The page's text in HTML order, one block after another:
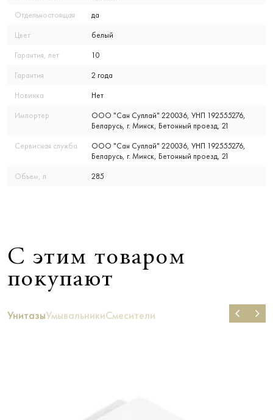
Отдельностоящая да
Цвет белый
Гарантия, лет 10
Гарантия 2 года
Новинка Нет
Импортер
ООО "Сан Суплай" 220036, УНП 192555276,
Беларусь, г. Минск, Бетонный проезд, 21
Сервисная служба
ООО "Сан Суплай" 220036, УНП 192555276,
Беларусь, г. Минск, Бетонный проезд, 21
Объем, л 285
С этим товаром
покупают
УнитазыУмывальникиСмесители